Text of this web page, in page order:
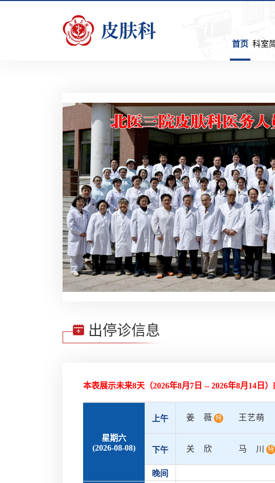
首页 科室
出停诊信息
本表展示未来8天（2026年8月7日 -- 2026年8月14日 ）
星期六
(2026-08-08)
上午 姜薇 特 王艺萌
下午 关欣 马川 特
晚间